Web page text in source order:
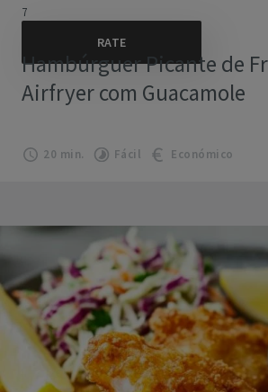
7
Hambúrguer Picante de
Airfryer com Guacamole
20 min. Fácil Económico